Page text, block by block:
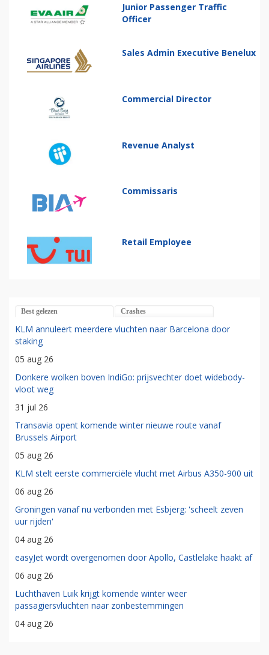
Junior Passenger Traffic
Officer
Sales Admin Executive Benelux
Commercial Director
Revenue Analyst
Commissaris
Retail Employee
Best gelezen Crashes
KLM annuleert meerdere vluchten naar Barcelona door
staking
05 aug 26
Donkere wolken boven IndiGo: prijsvechter doet widebody-
vloot weg
31 jul 26
Transavia opent komende winter nieuwe route vanaf
Brussels Airport
05 aug 26
KLM stelt eerste commerciële vlucht met Airbus A350-900 uit
06 aug 26
Groningen vanaf nu verbonden met Esbjerg: 'scheelt zeven
uur rijden'
04 aug 26
easyJet wordt overgenomen door Apollo, Castlelake haakt af
06 aug 26
Luchthaven Luik krijgt komende winter weer
passagiersvluchten naar zonbestemmingen
04 aug 26